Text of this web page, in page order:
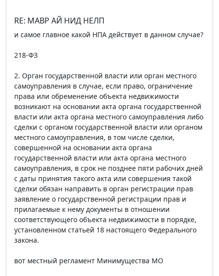
RE: МАВР АЙ НИД НЕЛП
и самое главное какой НПА действует в данном случае?
218-ФЗ
2. Орган государственной власти или орган местного
самоуправления в случае, если право, ограничение
права или обременение объекта недвижимости
возникают на основании акта органа государственной
власти или акта органа местного самоуправления либо
сделки с органом государственной власти или органом
местного самоуправления, в том числе сделки,
совершенной на основании акта органа
государственной власти или акта органа местного
самоуправления, в срок не позднее пяти рабочих дней
с даты принятия такого акта или совершения такой
сделки обязан направить в орган регистрации прав
заявление о государственной регистрации прав и
прилагаемые к нему документы в отношении
соответствующего объекта недвижимости в порядке,
установленном статьей 18 настоящего Федерального
закона.
вот местный регламент Минимущества МО